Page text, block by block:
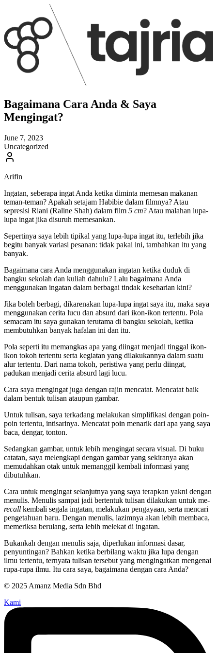
Bagaimana Cara Anda & Saya
Mengingat?
June 7, 2023
Uncategorized
Arifin
Ingatan, seberapa ingat Anda ketika diminta memesan makanan
teman-teman? Apakah setajam Habibie dalam filmnya? Atau
sepresisi Riani (Raline Shah) dalam film 5 cm? Atau malahan lupa-
lupa ingat jika disuruh memesankan.
Sepertinya saya lebih tipikal yang lupa-lupa ingat itu, terlebih jika
begitu banyak variasi pesanan: tidak pakai ini, tambahkan itu yang
banyak.
Bagaimana cara Anda menggunakan ingatan ketika duduk di
bangku sekolah dan kuliah dahulu? Lalu bagaimana Anda
menggunakan ingatan dalam berbagai tindak keseharian kini?
Jika boleh berbagi, dikarenakan lupa-lupa ingat saya itu, maka saya
menggunakan cerita lucu dan absurd dari ikon-ikon tertentu. Pola
semacam itu saya gunakan terutama di bangku sekolah, ketika
membutuhkan banyak hafalan ini dan itu.
Pola seperti itu memangkas apa yang diingat menjadi tinggal ikon-
ikon tokoh tertentu serta kegiatan yang dilakukannya dalam suatu
alur tertentu. Dari nama tokoh, peristiwa yang perlu diingat,
padukan menjadi cerita absurd lagi lucu.
Cara saya mengingat juga dengan rajin mencatat. Mencatat baik
dalam bentuk tulisan ataupun gambar.
Untuk tulisan, saya terkadang melakukan simplifikasi dengan poin-
poin tertentu, intisarinya. Mencatat poin menarik dari apa yang saya
baca, dengar, tonton.
Sedangkan gambar, untuk lebih mengingat secara visual. Di buku
catatan, saya melengkapi dengan gambar yang sekiranya akan
memudahkan otak untuk memanggil kembali informasi yang
dibutuhkan.
Cara untuk mengingat selanjutnya yang saya terapkan yakni dengan
menulis. Menulis sampai jadi bertentuk tulisan dilakukan untuk me-
recall kembali segala ingatan, melakukan pengayaan, serta mencari
pengetahuan baru. Dengan menulis, lazimnya akan lebih membaca,
memeriksa berulang, serta lebih melekat di ingatan.
Bukankah dengan menulis saja, diperlukan informasi dasar,
penyuntingan? Bahkan ketika berbilang waktu jika lupa dengan
ilmu tertentu, ternyata tulisan tersebut yang mengingatkan mengenai
rupa-rupa ilmu. Itu cara saya, bagaimana dengan cara Anda?
© 2025 Amanz Media Sdn Bhd
Kami